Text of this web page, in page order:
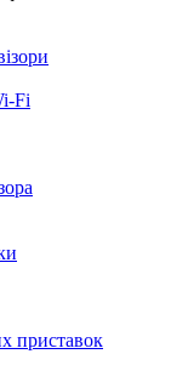
Fi
приставок